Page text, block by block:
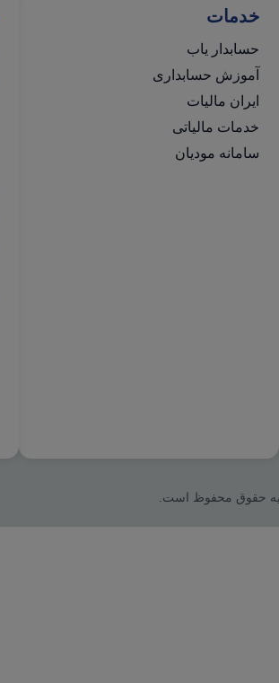
خدمات
حسابدار یاب
آموزش حسابداری
ایران مالیات
خدمات مالیاتی
سامانه مودیان